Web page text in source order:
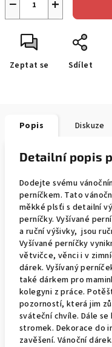
+
−
Zeptat se Sdílet
Popis Diskuze
Detailní popis
Dodejte svému
perníčkem. Tato
měkké plsťi s detailní
perníčky. Vyšívané
a ruční výšivky, jsou
Vyšívané perníčky
větvičce, věnci i v
dárek. Vyšívaný
také dárkem pro
kolegyni z práce.
pozorností, která jim
sváteční chvíle. Dále
stromek. Dekorace do
zavěšení. Vánoční